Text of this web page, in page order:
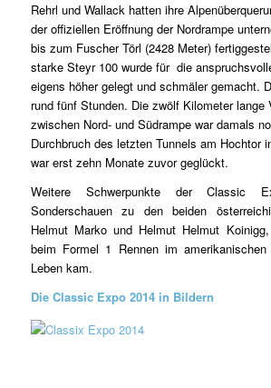
Rehrl und Wallack hatten ihre
der offiziellen Eröffnung der Nordrampe
bis zum Fuscher Törl (2428 Meter)
starke Steyr 100 wurde für die
eigens höher gelegt und schmäler gemacht.
rund fünf Stunden. Die zwölf Kilometer lange
zwischen Nord- und Südrampe war damals
Durchbruch des letzten Tunnels am Hochtor
war erst zehn Monate zuvor geglückt.
Weitere Schwerpunkte der Classic
Sonderschauen zu den beiden
Helmut Marko und Helmut Helmut
beim Formel 1 Rennen im
Leben kam.
Die Classic Expo 2014 in Bildern